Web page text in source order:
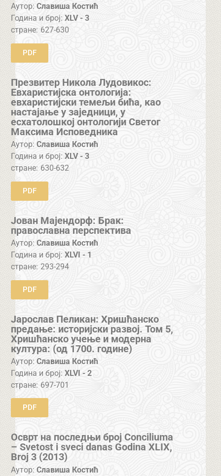
Аутор: Славиша Костић
Година и број:XLV - 3
стране: 627-630
PDF
Презвитер Никола Лудовикос:
Евхаристијска онтологија:
евхаристијски темељи бића, као
настајање у заједници, у
есхатолошкој онтологији Светог
Максима Исповедника
Аутор: Славиша Костић
Година и број:XLV - 3
стране: 630-632
PDF
Јован Мајендорф: Брак:
православна перспектива
Аутор: Славиша Костић
Година и број:XLVI - 1
стране: 293-294
PDF
Јарослав Пеликан: Хришћанско
предање: историјски развој. Том 5,
Хришћанско учење и модерна
култура: (од 1700. године)
Аутор: Славиша Костић
Година и број:XLVI - 2
стране: 697-701
PDF
Осврт на последњи број Conciliuma
– Svetost i sveci danas Godina XLIX,
Broj 3 (2013)
Аутор: Славиша Костић